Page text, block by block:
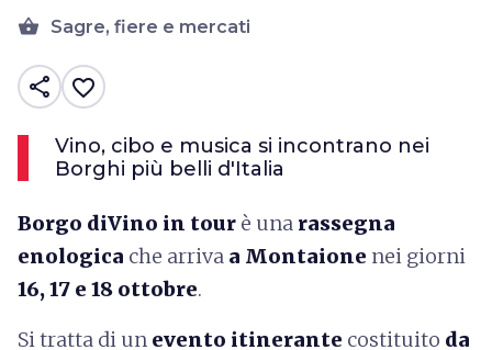
shopping_basket Sagre, fiere e mercati
share favorite_border
Vino, cibo e musica si incontrano nei
Borghi più belli d'Italia
Borgo diVino in tour è una rassegna
enologica che arriva a Montaione nei giorni
16, 17 e 18 ottobre.
Si tratta di un evento itinerante costituito da